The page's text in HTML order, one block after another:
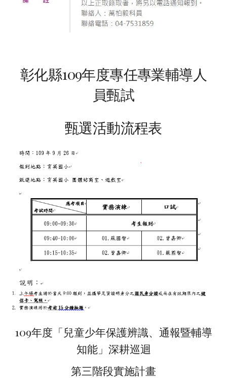
彰化縣109年度專任專業輔導人
員甄試
甄選活動流程表
109年度「兒童少年保護辨識、通報暨輔導
知能」深耕巡迴
第三階段實施計畫